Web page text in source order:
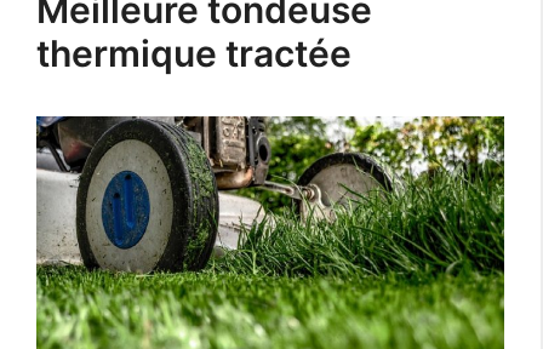
Meilleure tondeuse
thermique tractée